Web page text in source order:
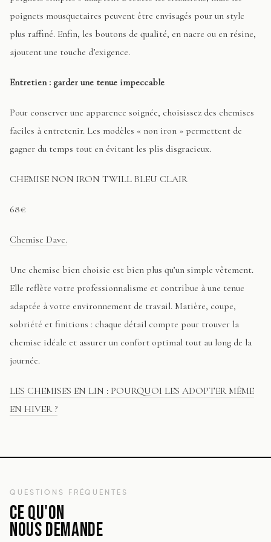
poignets mousquetaires peuvent être envisagés pour un style
plus raffiné. Enfin, les boutons de qualité, en nacre ou en résine,
ajoutent une touche d’exigence.
Entretien : garder une tenue impeccable
Pour conserver une apparence soignée, choisissez des chemises
faciles à entretenir. Les modèles « non iron » permettent de
gagner du temps tout en évitant les plis disgracieux.
CHEMISE NON IRON TWILL BLEU CLAIR
68€
Chemise Dave.
Une chemise bien choisie est bien plus qu’un simple vêtement.
Elle reflète votre professionnalisme et contribue à une tenue
adaptée à votre environnement de travail. Matière, coupe,
sobriété et finitions : chaque détail compte pour trouver la
chemise idéale et assurer un confort optimal tout au long de la
journée.
LES CHEMISES EN LIN : POURQUOI LES ADOPTER MÊME
EN HIVER ?
QUESTIONS FRÉQUENTES
CE QU'ON
NOUS DEMANDE